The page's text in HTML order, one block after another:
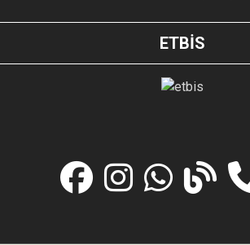
ETBİS